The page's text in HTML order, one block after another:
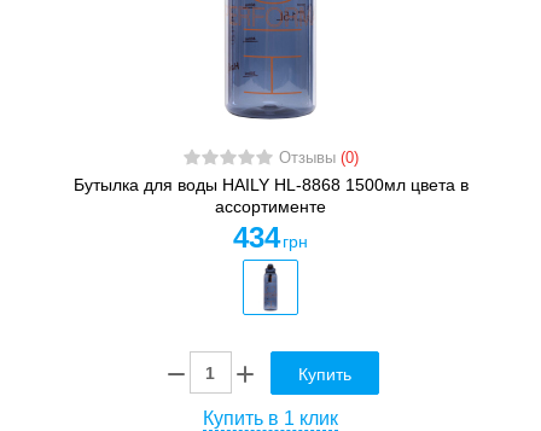
Отзывы (0)
Бутылка для воды HAILY HL-8868 1500мл цвета в
ассортименте
434 грн
Купить
Купить в 1 клик